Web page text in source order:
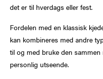
det er til hverdags eller fest.
Fordelen med en klassisk
kan kombineres med andre
til og med bruke den
personlig utseende.